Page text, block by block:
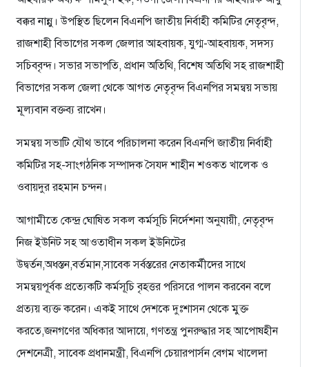
বক্কর নান্নু। উপস্থিত ছিলেন বিএনপি জাতীয় নির্বাহী কমিটির নেতৃবৃন্দ,
রাজশাহী বিভাগের সকল জেলার আহবায়ক, যুগ্ম-আহবায়ক, সদস্য
সচিববৃন্দ। সভার সভাপতি, প্রধান অতিথি, বিশেষ অতিথি সহ রাজশাহী
বিভাগের সকল জেলা থেকে আগত নেতৃবৃন্দ বিএনপির সমন্বয় সভায়
মূল্যবান বক্তব্য রাখেন।
সমন্বয় সভাটি যৌথ ভাবে পরিচালনা করেন বিএনপি জাতীয় নির্বাহী
কমিটির সহ-সাংগঠনিক সম্পাদক সৈযদ শাহীন শওকত খালেক ও
ওবায়দুর রহমান চন্দন।
আগামীতে কেন্দ্র ঘোষিত সকল কর্মসূচি নির্দেশনা অনুযায়ী, নেতৃবৃন্দ
নিজ ইউনিট সহ আওতাধীন সকল ইউনিটের
উদ্বর্তন,অধস্তন,বর্তমান,সাবেক সর্বস্তরের নেতাকর্মীদের সাথে
সমন্বয়পূর্বক প্রত্যেকটি কর্মসূচি বৃহত্তর পরিসরে পালন করবেন বলে
প্রত্যয় ব্যক্ত করেন। একই সাথে দেশকে দুঃশাসন থেকে মুক্ত
করতে,জনগণের অধিকার আদায়ে, গণতন্ত্র পুনরুদ্ধার সহ আপোষহীন
দেশনেত্রী, সাবেক প্রধানমন্ত্রী, বিএনপি চেয়ারপার্সন বেগম খালেদা